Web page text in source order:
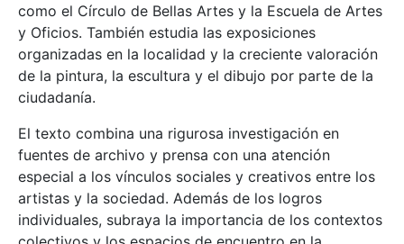
como el Círculo de Bellas Artes y la Escuela de Artes
y Oficios. También estudia las exposiciones
organizadas en la localidad y la creciente valoración
de la pintura, la escultura y el dibujo por parte de la
ciudadanía.
El texto combina una rigurosa investigación en
fuentes de archivo y prensa con una atención
especial a los vínculos sociales y creativos entre los
artistas y la sociedad. Además de los logros
individuales, subraya la importancia de los contextos